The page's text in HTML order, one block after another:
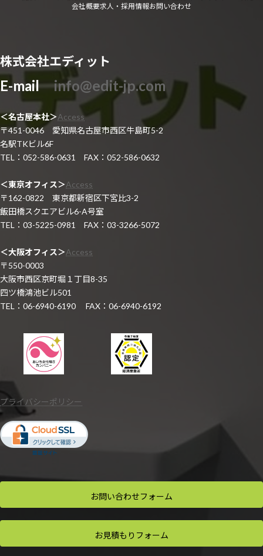
会社概要求人・採用情報お問い合わせ
株式会社エディット
E-mailinfo@edit-jp.com
＜名古屋本社＞Access
〒451-0046 愛知県名古屋市西区牛島町5-2
名駅TKビル6F
TEL：052-586-0631 FAX：052-586-0632
＜東京オフィス＞Access
〒162-0822 東京都新宿区下宮比3-2
飯田橋スクエアビル6-A号室
TEL：03-5225-0981 FAX：03-3266-5072
＜大阪オフィス＞Access
〒550-0003
大阪市西区京町堀１丁目8-35
四ツ橋鴻池ビル501
TEL：06-6940-6190 FAX：06-6940-6192
プライバシーポリシー
お問い合わせフォーム
お見積もり フォーム